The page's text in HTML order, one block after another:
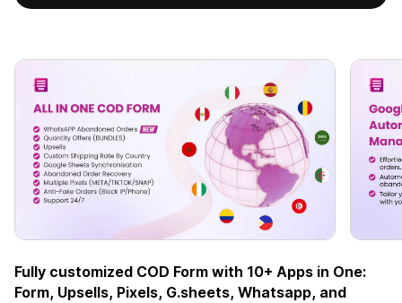
Fully customized COD Form with 10+ Apps in One:
Form, Upsells, Pixels, G.sheets, Whatsapp, and